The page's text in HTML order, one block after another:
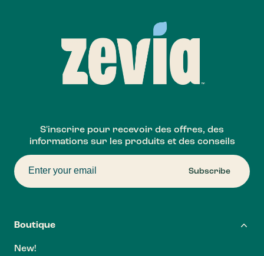
Boutique
New!
S'inscrire pour recevoir des offres, des
informations sur les produits et des conseils
Subscribe